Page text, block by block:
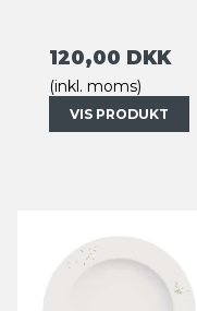
120,00 DKK
(inkl. moms)
VIS PRODUKT